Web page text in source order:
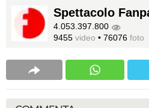
Spettacolo
4.053.397.800
9455 video • 76076 foto